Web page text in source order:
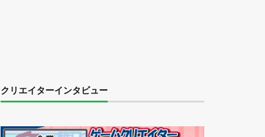
クリエイターインタビュー